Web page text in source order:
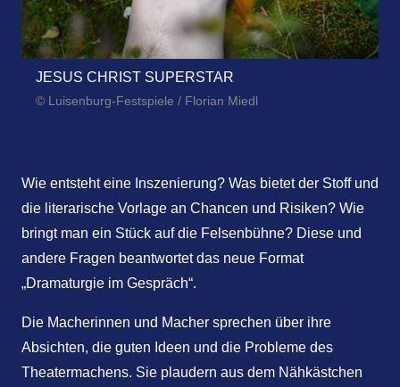
JESUS CHRIST SUPERSTAR
© Luisenburg-Festspiele / Florian Miedl
Wie entsteht eine Inszenierung? Was bietet der Stoff und
die literarische Vorlage an Chancen und Risiken? Wie
bringt man ein Stück auf die Felsenbühne? Diese und
andere Fragen beantwortet das neue Format
„Dramaturgie im Gespräch“.
Die Macherinnen und Macher sprechen über ihre
Absichten, die guten Ideen und die Probleme des
Theatermachens. Sie plaudern aus dem Nähkästchen